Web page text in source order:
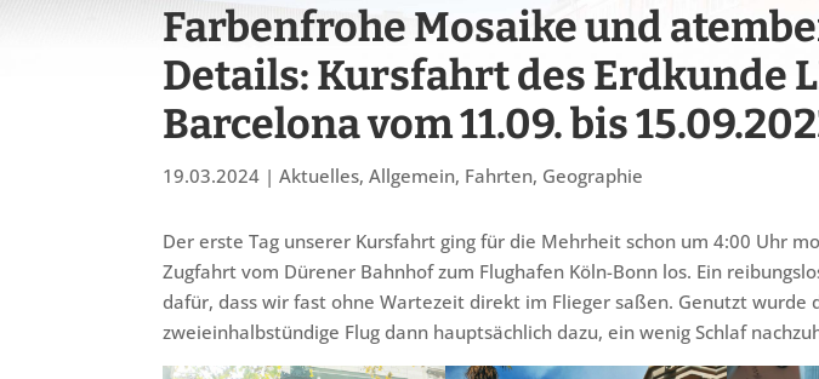
Farbenfrohe Mosaike und
Details: Kursfahrt des Erdkunde
Barcelona vom 11.09. bis
19.03.2024 |Aktuelles,Allgemein, Fahrten, Geographie
Der erste Tag unserer Kursfahrt ging für die Mehrheit schon um 4:00 Uhr
Zugfahrt vom Dürener Bahnhof zum Flughafen Köln-Bonn los. Ein
dafür, dass wir fast ohne Wartezeit direkt im Flieger saßen. Genutzt wurde
zweieinhalbstündige Flug dann hauptsächlich dazu, ein wenig Schlaf